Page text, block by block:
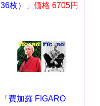
36枚）」 価格 6705円
「費加羅 FIGARO